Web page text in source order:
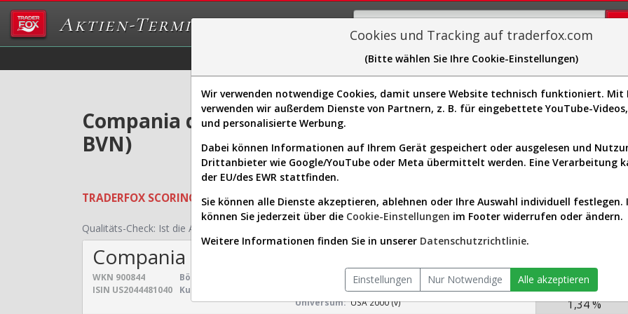
Aktien-Terminal
Sector-Spider Easy-Scan Visualizations
Compania de Minas Buenaventura Aktie: Realtime-Kurs
BVN)
TRADERFOX SCORING SYSTEMS: Qualitäts-Check Dividenden-Check Wachstums-Check
Qualitäts-Check: Ist die Aktie zum Investieren geeignet?
Compania de Minas Buenaventura
WKN 900844
ISIN US2044481040
Börsenwert:
Kurs:
Basic Materials / Other Precious Metals &
Mining
Universum: USA 2000 (v)
10,59
Div.25
1,34 %
Cookies und Tracking auf traderfox.com
(Bitte wählen Sie Ihre Cookie-Einstellungen)
Wir verwenden notwendige Cookies, damit unsere Website technisch funktioniert. Mit
verwenden wir außerdem Dienste von Partnern, z. B. für eingebettete YouTube-
und personalisierte Werbung.
Dabei können Informationen auf Ihrem Gerät gespeichert oder ausgelesen und
Drittanbieter wie Google/YouTube oder Meta übermittelt werden. Eine Verarbeitung
der EU/des EWR stattfinden.
Sie können alle Dienste akzeptieren, ablehnen oder Ihre Auswahl individuell festlegen.
können Sie jederzeit über die Cookie-Einstellungen im Footer widerrufen oder ändern.
Weitere Informationen finden Sie in unserer Datenschutzrichtlinie.
Einstellungen Nur Notwendige Alle akzeptieren